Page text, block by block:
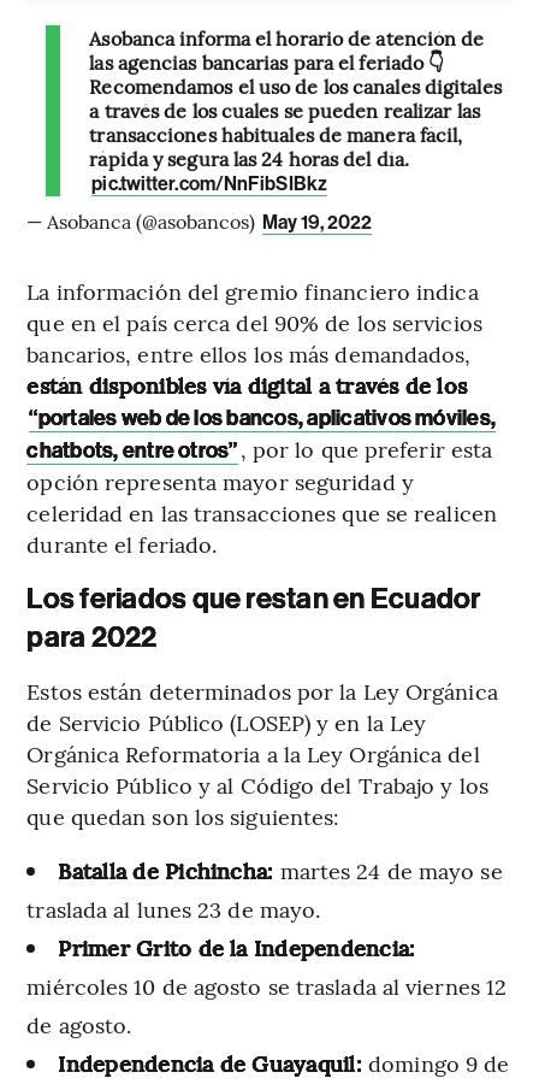
Asobanca informa el horario de atención de
las agencias bancarias para el feriado 👇
Recomendamos el uso de los canales digitales
a través de los cuales se pueden realizar las
transacciones habituales de manera fácil,
rápida y segura las 24 horas del día.
pic.twitter.com/NnFibSIBkz
— Asobanca (@asobancos) May 19, 2022
La información del gremio financiero indica
que en el país cerca del 90% de los servicios
bancarios, entre ellos los más demandados,
están disponibles vía digital a través de los
“portales web de los bancos, aplicativos móviles,
chatbots, entre otros”, por lo que preferir esta
opción representa mayor seguridad y
celeridad en las transacciones que se realicen
durante el feriado.
Los feriados que restan en Ecuador
para 2022
Estos están determinados por la Ley Orgánica
de Servicio Público (LOSEP) y en la Ley
Orgánica Reformatoria a la Ley Orgánica del
Servicio Público y al Código del Trabajo y los
que quedan son los siguientes:
Batalla de Pichincha: martes 24 de mayo se
traslada al lunes 23 de mayo.
Primer Grito de la Independencia:
miércoles 10 de agosto se traslada al viernes 12
de agosto.
Independencia de Guayaquil:domingo 9 de